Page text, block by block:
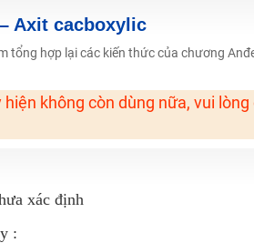
- 499K toàn bộ khoá học tại Tuyensinh247
- 399K (13/11-15/11)
9 Toán - Lý - Hóa - Văn - Anh năm 2018
Toán, Văn, Hóa, Anh, Lý với giáo viên giỏi và nổi
Axit cacboxylic
tổng hợp lại các kiến thức của chương
hiện không còn dùng nữa, vui
xác định
: